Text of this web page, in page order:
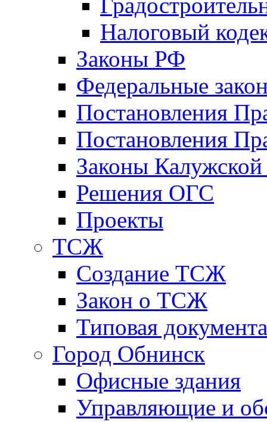
Налоговый
Законы РФ
Федеральные
Постановления
Постановления
Законы Калужской
Решения ОГС
Проекты
ТСЖ
Создание ТСЖ
Закон о ТСЖ
Типовая
Город Обнинск
Офисные здания
Управляющие и